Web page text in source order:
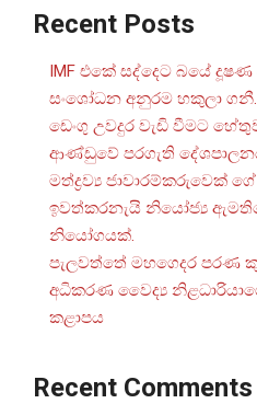
Recent Posts
IMF එකේ සද්දෙට බයේ
සංශෝධන අනුරම හකුලා ගනී.
ඩෙංගු උවදුර වැඩි වීමට
ආණ්ඩුවේ පරගැති
මත්ද්‍රව්‍ය ජාවාරම්කරුවෙක්
ඉවත්කරනැයි නියෝජ්‍ය
නියෝගයක්.
පැලවත්තේ මහගෙදර
අධිකරණ වෛද්‍ය
කළාපය
Recent Comments